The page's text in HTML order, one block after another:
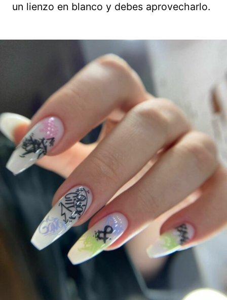
un lienzo en blanco y debes aprovecharlo.